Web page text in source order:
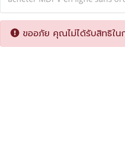
ขออภัย คุณไม่ได้รับสิทธิใน